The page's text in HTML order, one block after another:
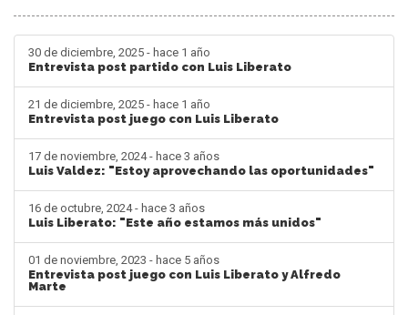
30 de diciembre, 2025 - hace 1 año
Entrevista post partido con Luis Liberato
21 de diciembre, 2025 - hace 1 año
Entrevista post juego con Luis Liberato
17 de noviembre, 2024 - hace 3 años
Luis Valdez: "Estoy aprovechando las oportunidades"
16 de octubre, 2024 - hace 3 años
Luis Liberato: "Este año estamos más unidos"
01 de noviembre, 2023 - hace 5 años
Entrevista post juego con Luis Liberato y Alfredo
Marte